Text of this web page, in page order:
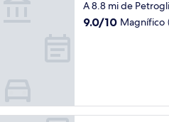
de
4.0
A 8.8 mi de
9.0
9.0/10 Magnífico